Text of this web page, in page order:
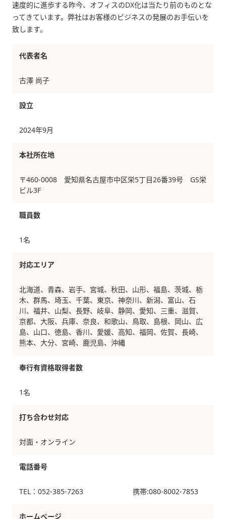
速度的に進歩する昨今、オフィスのDX化は当たり前のものとな
ってきています。弊社はお客様のビジネスの発展のお手伝いを
致します。
代表者名
古澤 尚子
設立
2024年9月
本社所在地
〒460-0008 愛知県名古屋市中区栄5丁目26番39号 GS栄
ビル3F
職員数
1名
対応エリア
北海道、青森、岩手、宮城、秋田、山形、福島、茨城、栃
木、群馬、埼玉、千葉、東京、神奈川、新潟、富山、石
川、福井、山梨、長野、岐阜、静岡、愛知、三重、滋賀、
京都、大阪、兵庫、奈良、和歌山、鳥取、島根、岡山、広
島、山口、徳島、香川、愛媛、高知、福岡、佐賀、長崎、
熊本、大分、宮崎、鹿児島、沖縄
奉行有資格取得者数
1名
打ち合わせ対応
対面・オンライン
電話番号
TEL：052-385-7263 携帯:080-8002-7853
ホームページ